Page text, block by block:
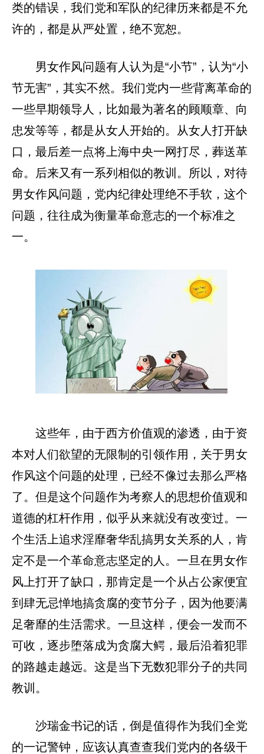
类的错误，我们党和军队的纪律历来都是不允
许的，都是从严处置，绝不宽恕。
男女作风问题有人认为是“小节”，认为“小
节无害”，其实不然。我们党内一些背离革命的
一些早期领导人，比如最为著名的顾顺章、向
忠发等等，都是从女人开始的。从女人打开缺
口，最后差一点将上海中央一网打尽，葬送革
命。后来又有一系列相似的教训。所以，对待
男女作风问题，党内纪律处理绝不手软，这个
问题，往往成为衡量革命意志的一个标准之
一。
这些年，由于西方价值观的渗透，由于资
本对人们欲望的无限制的引领作用，关于男女
作风这个问题的处理，已经不像过去那么严格
了。但是这个问题作为考察人的思想价值观和
道德的杠杆作用，似乎从来就没有改变过。一
个生活上追求淫靡奢华乱搞男女关系的人，肯
定不是一个革命意志坚定的人。一旦在男女作
风上打开了缺口，那肯定是一个从占公家便宜
到肆无忌惮地搞贪腐的变节分子，因为他要满
足奢靡的生活需求。一旦这样，便会一发而不
可收，逐步堕落成为贪腐大鳄，最后沿着犯罪
的路越走越远。这是当下无数犯罪分子的共同
教训。
沙瑞金书记的话，倒是值得作为我们全党
的一记警钟，应该认真查查我们党内的各级干